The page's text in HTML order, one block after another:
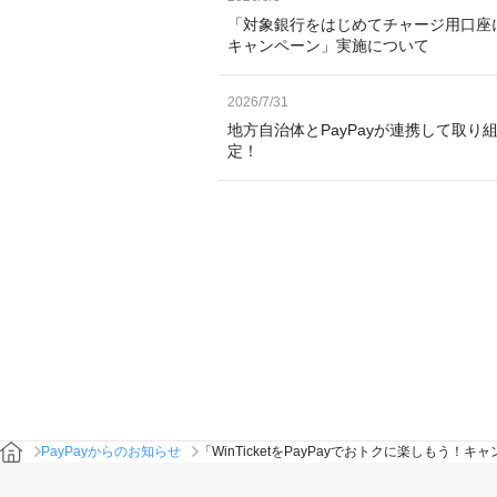
「対象銀行をはじめてチャージ用口
キャンペーン」実施について
2026/7/31
地方自治体とPayPayが連携して取り
定！
PayPayからのお知らせ 「WinTicketをPayPayでおトクに楽しもう！キ